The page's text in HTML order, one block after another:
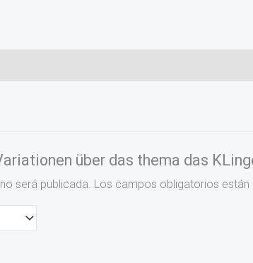
über das thema das
será publicada. Los campos obligatorios